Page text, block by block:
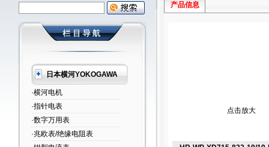
日本横河YOKOGAWA
·横河电机
·指针电表
·数字万用表
·兆欧表/绝缘电阻表
产品信息
点击放大